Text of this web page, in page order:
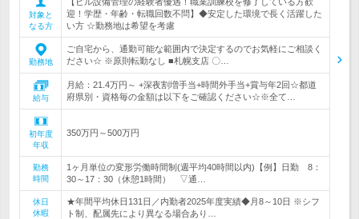
対象と
なる方
迎！学歴・年齢・転職回数不問】◆安定した環境で長く活躍した
い方 ☆勤務地は希望を考慮
勤務地
ご自宅から、通勤可能な範囲内で決定するのでお気軽にご相談く
ださい☆ ※原則転勤なし ■札幌支店 〇…
給与
月給：21.4万円～ +深夜割増手当+時間外手当+賞与年2回☆都道
府県別・資格毎の金額は以下をご確認ください☆※全て…
初年度
年収
350万円～500万円
勤務
時間
1ヶ月単位の変形労働時間制(週平均40時間以内)【例】日勤 8：
30～17：30（休憩1時間） ▽通…
休日
休暇
★年間平均休日131日／内勤者2025年度実績◆月8～10日 ※シフ
ト制、配属先により異なる場合あり…